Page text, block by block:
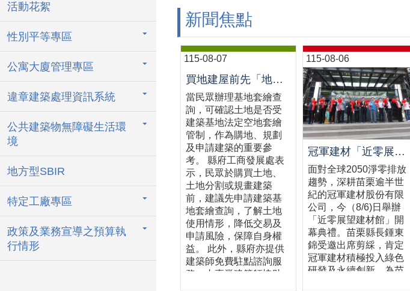
活動花絮
性別平等專區
公寓大廈管理專區
違章建築處理資訊系統
公共建築物無障礙生活環
境
地方型SBIR
特定工廠專區
政策及業務宣導之預算執
行情形
新聞焦點
115-08-07
買地建屋前先「地套繪查詢」└苗栗縣政府推動多元便民諮詢服務
當民眾辦理基地套繪查
詢，可確認土地是否受
建築基地法定空地套繪
管制，作為購地、規劃
及申請建築的重要參
考。 縣府工商發展處表
示，民眾於購買土地、
土地分割或規畫建築
前，建議先申請建築基
地套繪查詢，了解土地
使用情形，降低交易及
申請風險，保障自身權
益。 此外，縣府亦提供
建築師免費駐點諮詢服
務，由專業建築師協助
115-08-06
冠軍建材「近零展望建材館」啟用 攜手苗栗邁向低碳建築新未來
面對全球2050淨零排放
趨勢，深耕苗栗逾半世
紀的冠軍建材股份有限
公司，今（8/6)日舉辦
「近零展望建材館」開
幕典禮。苗栗縣長鍾東
錦受邀出席剪綵，肯定
冠軍建材積極投入綠色
研發及永續創新，為苗